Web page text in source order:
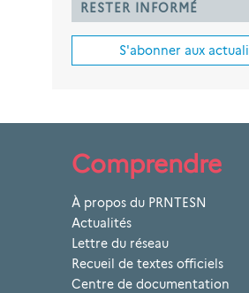
RESTER INFORMÉ
S'abonner aux
Comprendre
À propos du PRNTESN
Actualités
Lettre du réseau
Recueil de textes officiels
Centre de documentation